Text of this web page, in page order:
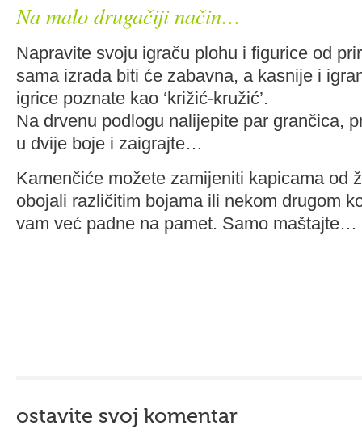
Na malo drugačiji način…
Napravite svoju igraču plohu i figurice od
sama izrada biti će zabavna, a kasnije i
igrice poznate kao ‘križić-kružić’.
Na drvenu podlogu nalijepite par grančica,
u dvije boje i zaigrajte…
Kamenčiće možete zamijeniti kapicama od
obojali različitim bojama ili nekom drugom
vam već padne na pamet. Samo maštajte…
ostavite svoj komentar